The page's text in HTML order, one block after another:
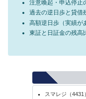
注意喚起・申込停止
過去の逆日歩と貸借
高額逆日歩（実績が
東証と日証金の残高
スマレジ（4431